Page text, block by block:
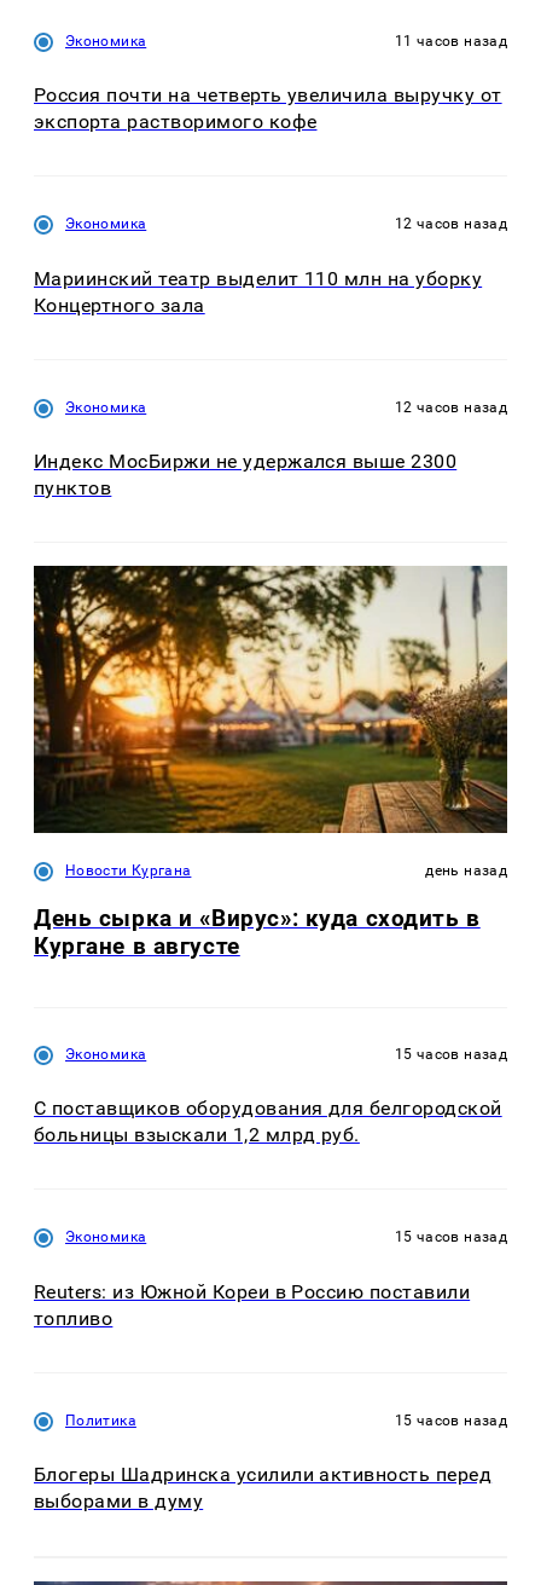
Экономика 11 часов назад
Россия почти на четверть увеличила выручку от
экспорта растворимого кофе
Экономика 12 часов назад
Мариинский театр выделит 110 млн на уборку
Концертного зала
Экономика 12 часов назад
Индекс МосБиржи не удержался выше 2300
пунктов
Новости Кургана день назад
День сырка и «Вирус»: куда сходить в
Кургане в августе
Экономика 15 часов назад
С поставщиков оборудования для белгородской
больницы взыскали 1,2 млрд руб.
Экономика 15 часов назад
Reuters: из Южной Кореи в Россию поставили
топливо
Политика 15 часов назад
Блогеры Шадринска усилили активность перед
выборами в думу